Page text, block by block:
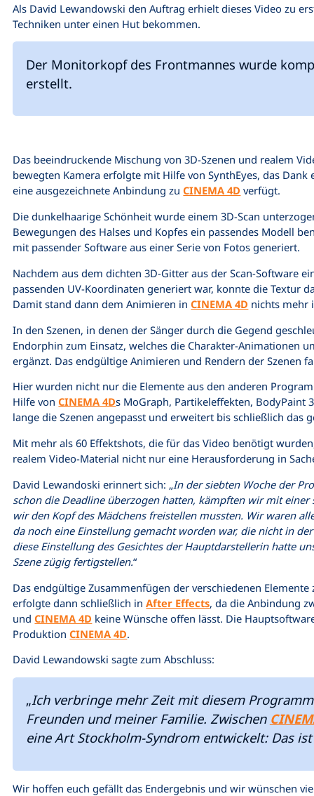
Als David Lewandowski den Auftrag erhielt dieses Video zu
Techniken unter einen Hut bekommen.
Der Monitorkopf des Frontmannes wurde
erstellt.
Das beeindruckende Mischung von 3D-Szenen und realem
bewegten Kamera erfolgte mit Hilfe von SynthEyes, das Dank
eine ausgezeichnete Anbindung zuCINEMA 4D verfügt.
Die dunkelhaarige Schönheit wurde einem 3D-Scan
Bewegungen des Halses und Kopfes ein passendes Modell
mit passender Software aus einer Serie von Fotos generiert.
Nachdem aus dem dichten 3D-Gitter aus der Scan-Software
passenden UV-Koordinaten generiert war, konnte die Textur
Damit stand dann dem Animieren inCINEMA 4D nichts mehr
In den Szenen, in denen der Sänger durch die Gegend
Endorphin zum Einsatz, welches die Charakter-Animationen
ergänzt. Das endgültige Animieren und Rendern der Szenen
Hier wurden nicht nur die Elemente aus den anderen
Hilfe vonCINEMA 4Ds MoGraph, Partikeleffekten, BodyPaint
lange die Szenen angepasst und erweitert bis schließlich das
Mit mehr als 60 Effektshots, die für das Video benötigt
realem Video-Material nicht nur eine Herausforderung in
David Lewandoski erinnert sich: „In der siebten Woche der
schon die Deadline überzogen hatten, kämpften wir mit einer
wir den Kopf des Mädchens freistellen mussten. Wir waren
da noch eine Einstellung gemacht worden war, die nicht in
diese Einstellung des Gesichtes der Hauptdarstellerin hatte
Szene zügig fertigstellen.“
Das endgültige Zusammenfügen der verschiedenen
erfolgte dann schließlich inAfter Effects, da die Anbindung
undCINEMA 4D keine Wünsche offen lässt. Die
ProduktionCINEMA 4D.
David Lewandowski sagte zum Abschluss:
„Ich verbringe mehr Zeit mit diesem
Freunden und meiner Familie. Zwischen
eine Art Stockholm-Syndrom entwickelt: Das
Wir hoffen euch gefällt das Endergebnis und wir wünschen